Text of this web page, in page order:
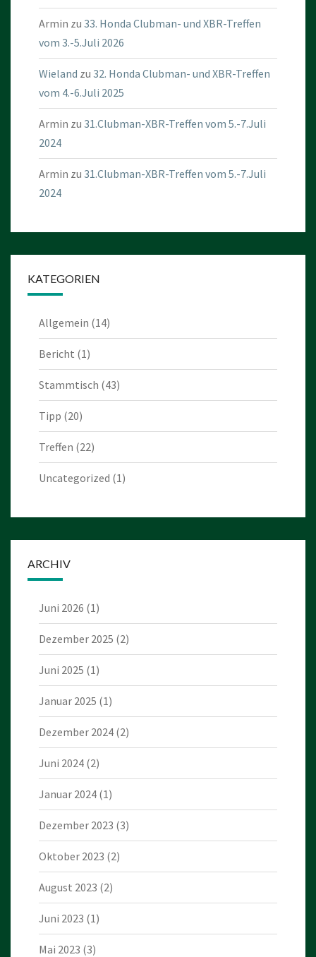
Armin zu 33. Honda Clubman- und XBR-Treffen
vom 3.-5.Juli 2026
Wieland zu 32. Honda Clubman- und XBR-Treffen
vom 4.-6.Juli 2025
Armin zu 31.Clubman-XBR-Treffen vom 5.-7.Juli
2024
Armin zu 31.Clubman-XBR-Treffen vom 5.-7.Juli
2024
KATEGORIEN
Allgemein (14)
Bericht (1)
Stammtisch (43)
Tipp (20)
Treffen (22)
Uncategorized (1)
ARCHIV
Juni 2026 (1)
Dezember 2025 (2)
Juni 2025 (1)
Januar 2025 (1)
Dezember 2024 (2)
Juni 2024 (2)
Januar 2024 (1)
Dezember 2023 (3)
Oktober 2023 (2)
August 2023 (2)
Juni 2023 (1)
Mai 2023 (3)